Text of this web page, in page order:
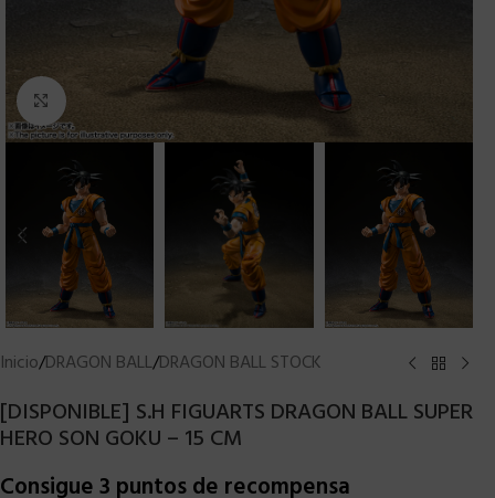
Clic para ampliar
Inicio/DRAGON BALL/DRAGON BALL STOCK
[DISPONIBLE] S.H FIGUARTS DRAGON BALL SUPER
HERO SON GOKU – 15 CM
Consigue 3 puntos de recompensa